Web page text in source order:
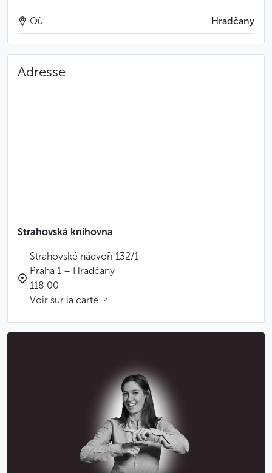
La Salle de philosophie, pour sa part, date de la fin du
XVIIIème siècle, et son auteur est l’architecte Ignác
Jan Palliardi, originaire d’Italie. La fresque
monumentale qui couvre le plafond et retrace
l’évolution spirituelle de l’humanité est l’œuvre du
Où Hradčany
Adresse
Strahovská knihovna
Strahovské nádvoří 132/1
Praha 1 – Hradčany
118 00
Voir sur la carte